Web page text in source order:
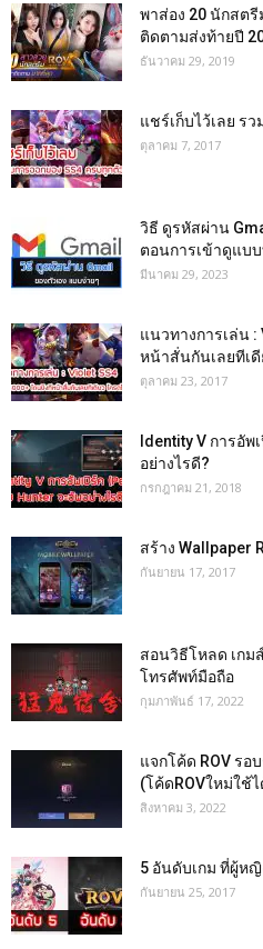
พาส่อง 20 นักสตรี
ติดตามส่งท้ายปี
ธันวาคม 29, 2019
แชร์เก็บไว้เลย ร
ตุลาคม 7, 2017
วิธี ดูรหัสผ่าน
ตอนการเข้าดูแบ
มีนาคม 29, 2023
แนวทางการเล่น :
หน้าสั่นกันเลยทีเ
ตุลาคม 23, 2017
Identity V การอั
อย่างไรดี?
กรกฎาคม 21, 2018
สร้าง Wallpaper
กันยายน 17, 2017
สอนวิธีโหลด เกม
โทรศัพท์มือถือ
กุมภาพันธ์ 17, 2022
แจกโค้ด ROV รอ
(โค้ดROVใหม่ใช้ไ
สิงหาคม 3, 2022
5 อันดับเกม ที่ผู้หญิ
กันยายน 25, 2017